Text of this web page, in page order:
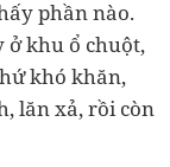
phần nào.
ở khu ổ chuột,
khó khăn,
lăn xả, rồi còn